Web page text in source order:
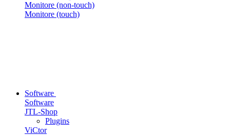
Monitore (non-touch)
Monitore (touch)
Software
Software
JTL-Shop
Plugins
ViCtor